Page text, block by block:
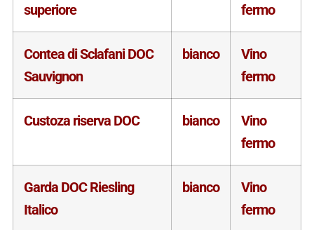
superiore
fermo
Contea di Sclafani DOC
Sauvignon
bianco
Vino
fermo
Custoza riserva DOC bianco
Vino
fermo
Garda DOC Riesling
Italico
bianco
Vino
fermo